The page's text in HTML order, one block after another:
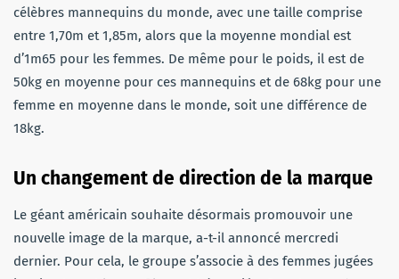
célèbres mannequins du monde, avec une taille comprise
entre 1,70m et 1,85m, alors que la moyenne mondial est
d’1m65 pour les femmes. De même pour le poids, il est de
50kg en moyenne pour ces mannequins et de 68kg pour une
femme en moyenne dans le monde, soit une différence de
18kg.
Un changement de direction de la marque
Le géant américain souhaite désormais promouvoir une
nouvelle image de la marque, a-t-il annoncé mercredi
dernier. Pour cela, le groupe s’associe à des femmes jugées